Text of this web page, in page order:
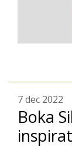
7 dec 2022
Boka